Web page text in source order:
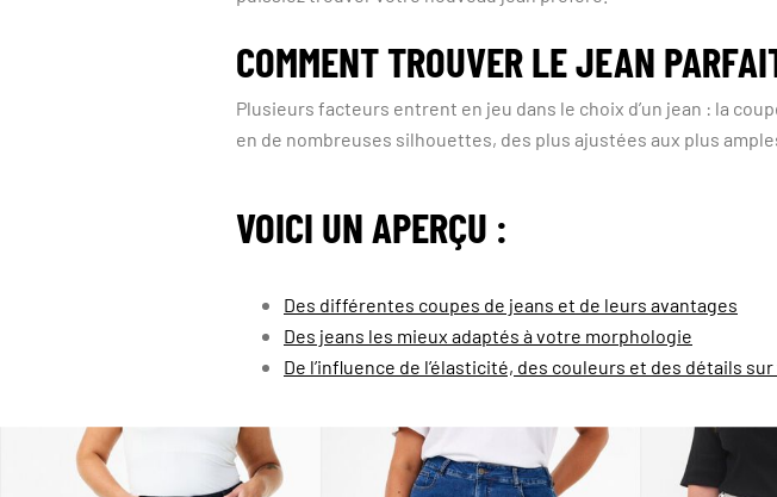
COMMENT TROUVER LE JEAN
Plusieurs facteurs entrent en jeu dans le choix d’un jean : la
en de nombreuses silhouettes, des plus ajustées aux plus
VOICI UN APERÇU :
Des différentes coupes de jeans et de leurs avantages
Des jeans les mieux adaptés à votre morphologie
De l’influence de l’élasticité, des couleurs et des détails